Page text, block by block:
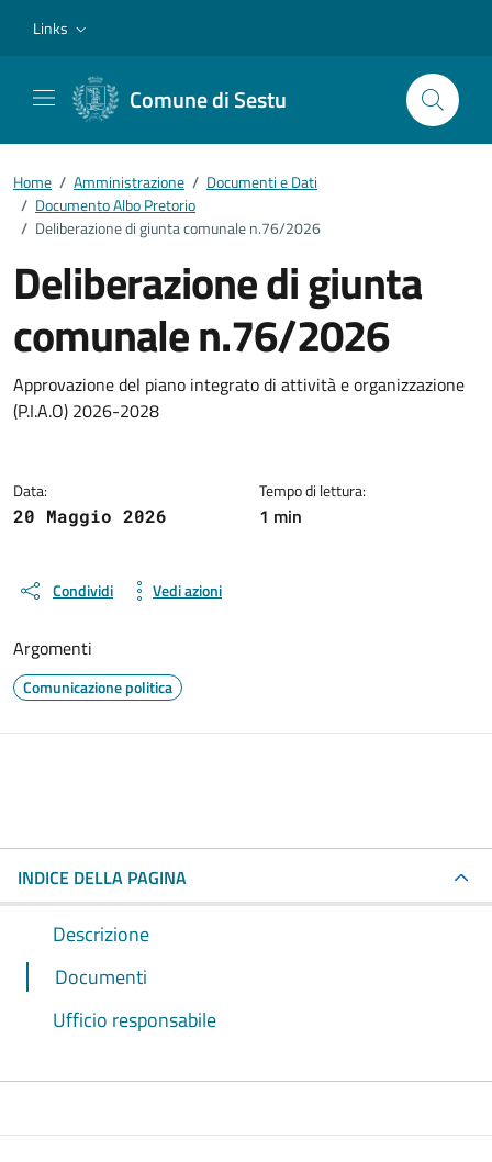
Links
Comune di Sestu
Home / Amministrazione / Documenti e Dati
/ Documento Albo Pretorio
/ Deliberazione di giunta comunale n.76/2026
Deliberazione di giunta
comunale n.76/2026
Dettagli del documento
Approvazione del piano integrato di attività e organizzazione
(P.I.A.O) 2026-2028
Data:
20 Maggio 2026
Tempo di lettura:
1 min
Condividi Vedi azioni
Argomenti
Comunicazione politica
INDICE DELLA PAGINA
Descrizione
Documenti
Ufficio responsabile